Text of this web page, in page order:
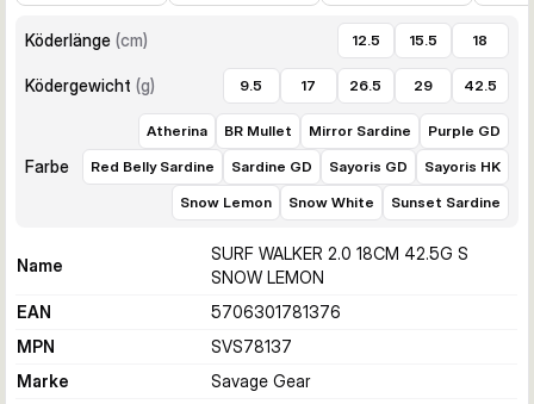
Köderlänge (cm) 12.5 15.5 18
Ködergewicht (g) 9.5 17 26.5 29 42.5
Farbe
Atherina BR Mullet Mirror Sardine
Purple GD
Red Belly Sardine
Sardine GD Sayoris GD
Sayoris HK
Snow Lemon
Snow White Sunset Sardine
Name
SURF WALKER 2.0 18CM 42.5G S
SNOW LEMON
EAN
5706301781376
MPN
SVS78137
Marke
Savage Gear